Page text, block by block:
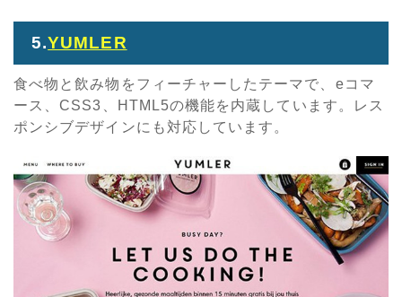
5.YUMLER
食べ物と飲み物をフィーチャーしたテーマで、eコマ
ース、CSS3、HTML5の機能を内蔵しています。レス
ポンシブデザインにも対応しています。